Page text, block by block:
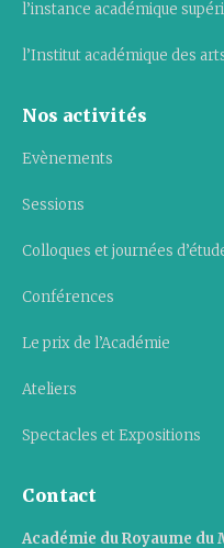
l’instance académique
l’Institut académique des
Nos activités
Evènements
Sessions
Colloques et journées
Conférences
Le prix de l’Académie
Ateliers
Spectacles et Expositions
Contact
Académie du Royaume du